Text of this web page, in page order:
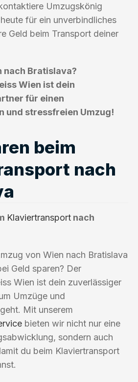
Umzugskönig
für ein unverbindliches
Geld beim Transport deiner
nach Bratislava?
Wien ist dein
für einen
und stressfreien Umzug!
beim
nach
Klaviertransport nach
von Wien nach Bratislava
Geld sparen? Der
Wien ist dein zuverlässiger
Umzüge und
Mit unserem
bieten wir nicht nur eine
sondern auch
du beim Klaviertransport